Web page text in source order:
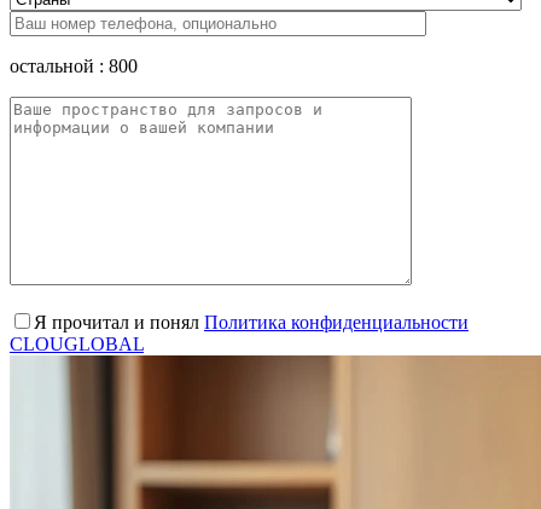
остальной : 800
Я прочитал и понял Политика конфиденциальности
CLOUGLOBAL